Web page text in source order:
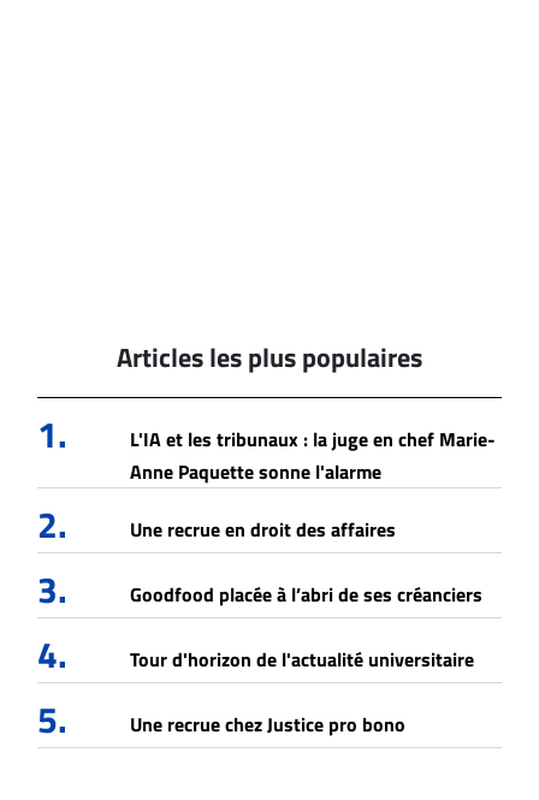
Articles les plus populaires
1.
L'IA et les tribunaux : la juge en chef Marie-
Anne Paquette sonne l'alarme
2. Une recrue en droit des affaires
3. Goodfood placée à l’abri de ses créanciers
4. Tour d'horizon de l'actualité universitaire
5. Une recrue chez Justice pro bono